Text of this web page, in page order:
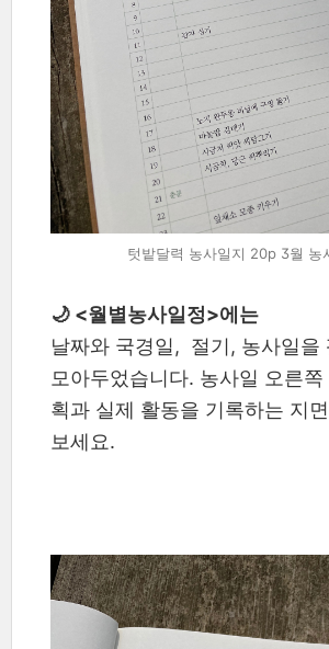
텃밭달력 농사일지 20p 3월 농
🌙 <월별농사일정>에는
날짜와 국경일, 절기, 농사일을
모아두었습니다. 농사일 오른
획과 실제 활동을 기록하는 지
보세요.